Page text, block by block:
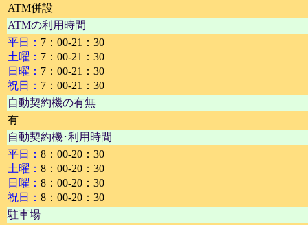
ATM併設
ATMの利用時間
平日： 7：00-21：30
土曜： 7：00-21：30
日曜： 7：00-21：30
祝日： 7：00-21：30
自動契約機の有無
有
自動契約機･利用時間
平日： 8：00-20：30
土曜： 8：00-20：30
日曜： 8：00-20：30
祝日： 8：00-20：30
駐車場